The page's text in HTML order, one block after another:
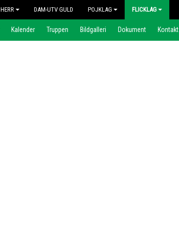
HERR DAM-UTV GULD POJKLAG FLICKLAG
Kalender Truppen Bildgalleri Dokument Kontakt